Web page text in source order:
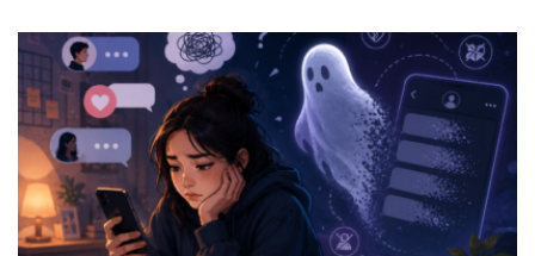
dan Pemasyarakatan RI